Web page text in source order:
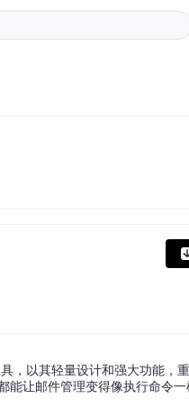
，以其轻量设计和强大功能，
让邮件管理变得像执行命令一